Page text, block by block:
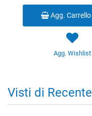
Agg. Carrello
Agg. Wishlist
Visti di Recente